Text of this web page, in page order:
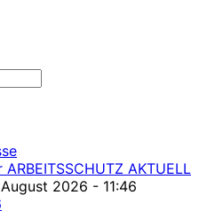
AKTUELL
2026 - 11:46